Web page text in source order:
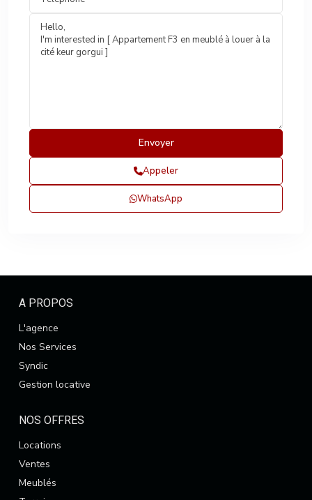
Appeler
WhatsApp
A PROPOS
L'agence
Nos Services
Syndic
Gestion locative
NOS OFFRES
Locations
Ventes
Meublés